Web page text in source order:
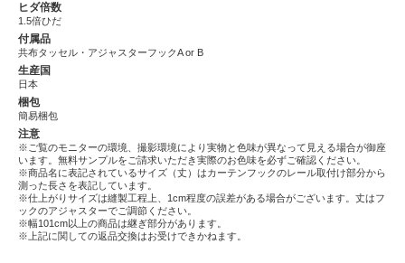
ヒダ倍数
1.5倍ひだ
付属品
共布タッセル・アジャスターフックA or B
生産国
日本
梱包
簡易梱包
注意
※ご覧のモニターの環境、撮影環境により実物と色味が異なって見える場合が御座
います。無料サンプルをご請求いただき実際のお色味を必ずご確認ください。
※商品名に表記されているサイズ（丈）はカーテンフックのレール取付け部分から
測った長さを表記しています。
※仕上がりサイズは縫製工程上、1cm程度の誤差がある場合がございます。丈はフ
ックのアジャスターでご調節ください。
※幅101cm以上の商品は継ぎ部分があります。
※上記に関しての返品交換はお受けできかねます。